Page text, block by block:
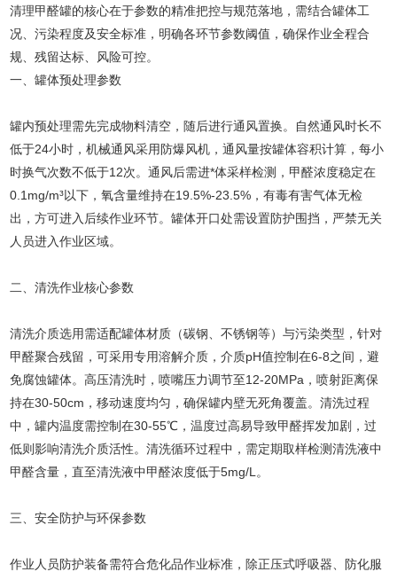
清理甲醛罐的核心在于参数的精准把控与规范落地，需结合罐体工
况、污染程度及安全标准，明确各环节参数阈值，确保作业全程合
规、残留达标、风险可控。
一、罐体预处理参数
罐内预处理需先完成物料清空，随后进行通风置换。自然通风时长不
低于24小时，机械通风采用防爆风机，通风量按罐体容积计算，每小
时换气次数不低于12次。通风后需进*体采样检测，甲醛浓度稳定在
0.1mg/m³以下，氧含量维持在19.5%-23.5%，有毒有害气体无检
出，方可进入后续作业环节。罐体开口处需设置防护围挡，严禁无关
人员进入作业区域。
二、清洗作业核心参数
清洗介质选用需适配罐体材质（碳钢、不锈钢等）与污染类型，针对
甲醛聚合残留，可采用专用溶解介质，介质pH值控制在6-8之间，避
免腐蚀罐体。高压清洗时，喷嘴压力调节至12-20MPa，喷射距离保
持在30-50cm，移动速度均匀，确保罐内壁无死角覆盖。清洗过程
中，罐内温度需控制在30-55℃，温度过高易导致甲醛挥发加剧，过
低则影响清洗介质活性。清洗循环过程中，需定期取样检测清洗液中
甲醛含量，直至清洗液中甲醛浓度低于5mg/L。
三、安全防护与环保参数
作业人员防护装备需符合危化品作业标准，除正压式呼吸器、防化服